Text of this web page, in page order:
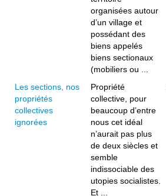
organisées autour
d’un village et
possédant des
biens appelés
biens sectionaux
(mobiliers ou ...
Les sections, nos
propriétés
collectives
ignorées
Propriété
collective, pour
beaucoup d’entre
nous cet idéal
n’aurait pas plus
de deux siècles et
semble
indissociable des
utopies socialistes.
Et ...